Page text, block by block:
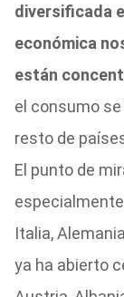
diversificada
económica
están
el consumo
resto de
El punto de
Italia,
ya ha abierto